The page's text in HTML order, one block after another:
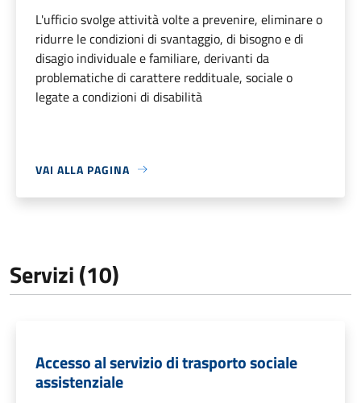
L'ufficio svolge attività volte a prevenire, eliminare o
ridurre le condizioni di svantaggio, di bisogno e di
disagio individuale e familiare, derivanti da
problematiche di carattere reddituale, sociale o
legate a condizioni di disabilità
VAI ALLA PAGINA
Servizi (10)
Accesso al servizio di trasporto sociale
assistenziale